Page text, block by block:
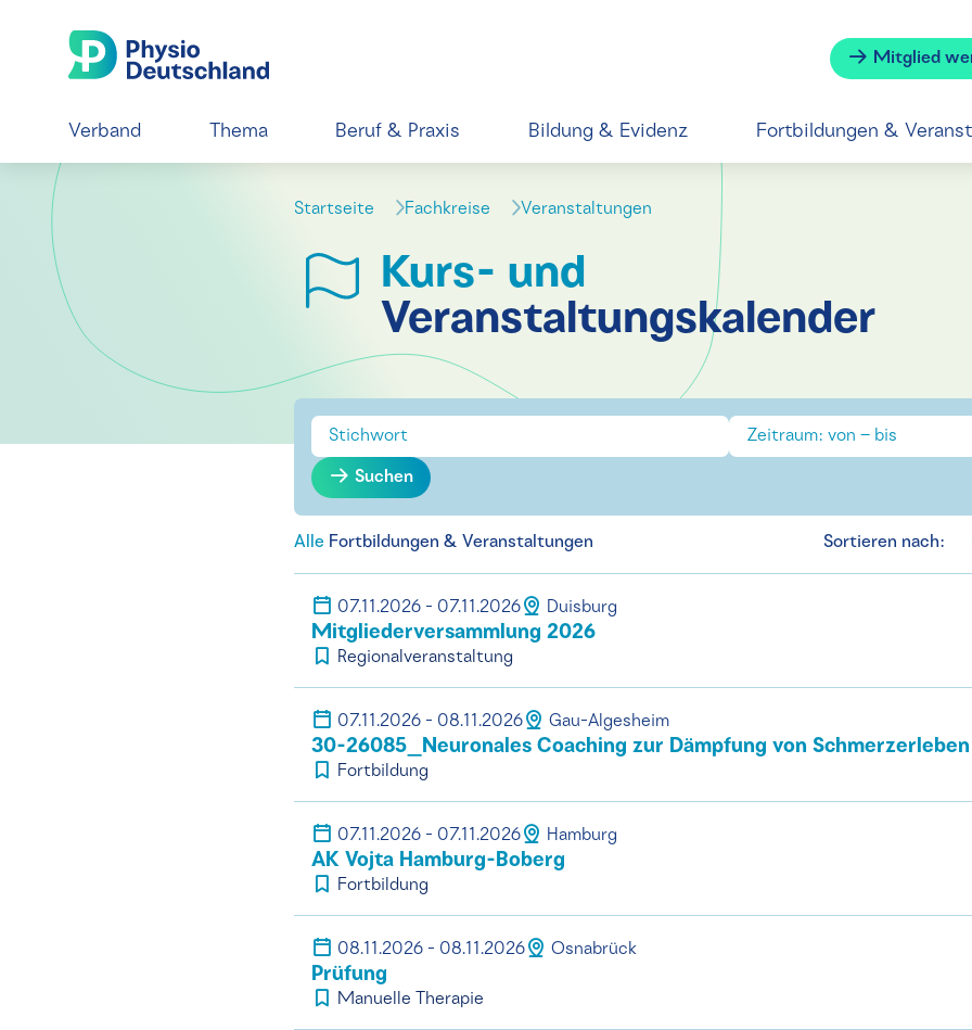
Mitglied
Verband Thema Beruf & Praxis Bildung & Evidenz Fortbildungen &
Startseite Fachkreise Veranstaltungen
Kurs- und
Veranstaltungskalender
Suchen
Alle Fortbildungen & Veranstaltungen Sortieren nach:
07.11.2026 - 07.11.2026 Duisburg
Mitgliederversammlung 2026
Regionalveranstaltung
07.11.2026 - 08.11.2026 Gau-Algesheim
30-26085_Neuronales Coaching zur Dämpfung von
Fortbildung
07.11.2026 - 07.11.2026 Hamburg
AK Vojta Hamburg-Boberg
Fortbildung
08.11.2026 - 08.11.2026 Osnabrück
Prüfung
Manuelle Therapie